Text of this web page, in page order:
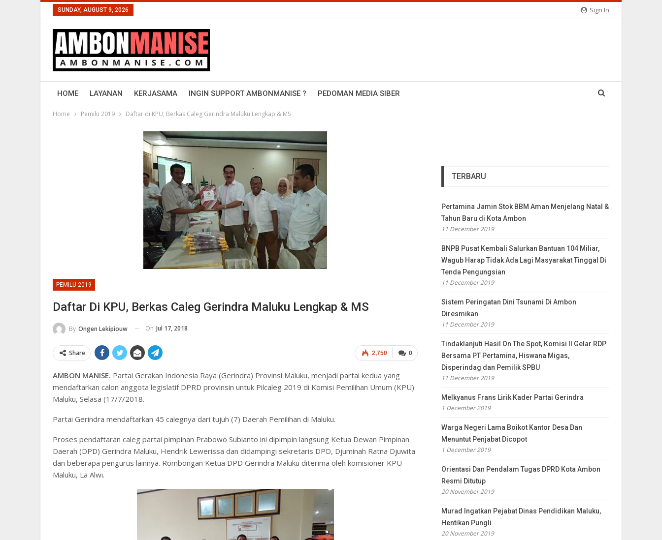
Sign In
SUNDAY, AUGUST 9, 2026
HOME LAYANAN KERJASAMA INGIN SUPPORT AMBONMANISE ? PEDOMAN MEDIA SIBER
Home Pemilu 2019 Daftar di KPU, Berkas Caleg Gerindra Maluku Lengkap & MS
PEMILU 2019
Daftar Di KPU, Berkas Caleg Gerindra Maluku Lengkap & MS
By Ongen Lekipiouw On Jul 17, 2018
0
2,750
Share
AMBON MANISE. Partai Gerakan Indonesia Raya (Gerindra) Provinsi Maluku, menjadi partai kedua yang
mendaftarkan calon anggota legislatif DPRD provinsin untuk Pilcaleg 2019 di Komisi Pemilihan Umum (KPU)
Maluku, Selasa (17/7/2018.
Partai Gerindra mendaftarkan 45 calegnya dari tujuh (7) Daerah Pemilihan di Maluku.
Proses pendaftaran caleg partai pimpinan Prabowo Subianto ini dipimpin langsung Ketua Dewan Pimpinan
Daerah (DPD) Gerindra Maluku, Hendrik Lewerissa dan didampingi sekretaris DPD, Djuminah Ratna Djuwita
dan beberapa pengurus lainnya. Rombongan Ketua DPD Gerindra Maluku diterima oleh komisioner KPU
Maluku, La Alwi.
TERBARU
Pertamina Jamin Stok BBM Aman Menjelang Natal &
Tahun Baru di Kota Ambon
11 December 2019
BNPB Pusat Kembali Salurkan Bantuan 104 Miliar,
Wagub Harap Tidak Ada Lagi Masyarakat Tinggal Di
Tenda Pengungsian
11 December 2019
Sistem Peringatan Dini Tsunami Di Ambon
Diresmikan
11 December 2019
Tindaklanjuti Hasil On The Spot, Komisi II Gelar RDP
Bersama PT Pertamina, Hiswana Migas,
Disperindag dan Pemilik SPBU
11 December 2019
Melkyanus Frans Lirik Kader Partai Gerindra
1 December 2019
Warga Negeri Lama Boikot Kantor Desa Dan
Menuntut Penjabat Dicopot
1 December 2019
Orientasi Dan Pendalam Tugas DPRD Kota Ambon
Resmi Ditutup
20 November 2019
Murad Ingatkan Pejabat Dinas Pendidikan Maluku,
Hentikan Pungli
20 November 2019